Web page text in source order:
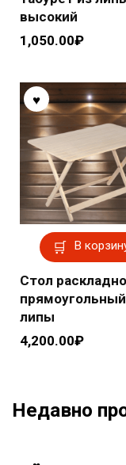
высокий
1,050.00₽
В
Стол
липы
4,200.00₽
Недавно